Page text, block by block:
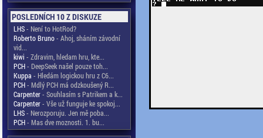
POSLEDNÍCH 10 Z DISKUZE
LHS- Není to HotRod?
Roberto Bruno- Ahoj, sháním závodní
vid...
kiwi - Zdravim, hledam hru, kte...
PCH- DeepSeek našel pouze toh...
Kuppa - Hledám logickou hru z C6...
PCH- Mdlý PCH má odzkoušený R...
Carpenter- Souhlasím s Patrikem a k...
Carpenter- Vše už funguje ke spokoj...
LHS- Nerozporuju. Jen mě poba...
PCH- Mas dve moznosti. 1. bu...